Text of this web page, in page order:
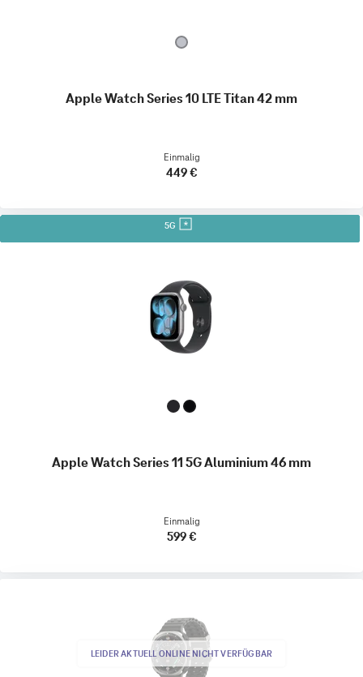
Apple Watch Series 10 LTE Titan 42 mm
Einmalig
449 €
5G
Apple Watch Series 11 5G Aluminium 46 mm
Einmalig
599 €
LEIDER AKTUELL ONLINE NICHT VERFÜGBAR